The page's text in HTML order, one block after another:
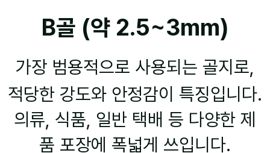
B골 (약 2.5~3mm)
가장 범용적으로 사용되는 골지로,
적당한 강도와 안정감이 특징입니다.
의류, 식품, 일반 택배 등 다양한 제
품 포장에 폭넓게 쓰입니다.